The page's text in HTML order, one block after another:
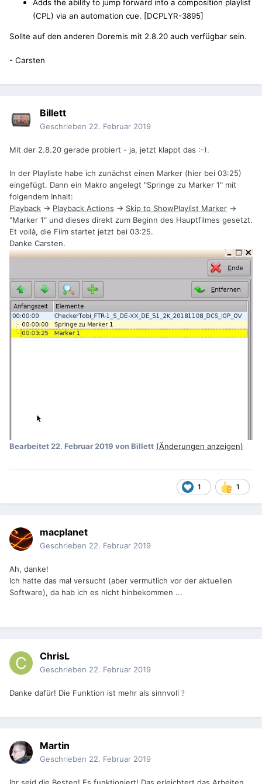
Adds the ability to jump forward into a composition playlist
(CPL) via an automation cue. [DCPLYR-3895]
Sollte auf den anderen Doremis mit 2.8.20 auch verfügbar sein.
- Carsten
Billett
Geschrieben 22. Februar 2019
Mit der 2.8.20 gerade probiert - ja, jetzt klappt das :-).
In der Playliste habe ich zunächst einen Marker (hier bei 03:25)
eingefügt. Dann ein Makro angelegt "Springe zu Marker 1" mit
folgendem Inhalt:
Playback -> Playback Actions -> Skip to ShowPlaylist Marker ->
"Marker 1" und dieses direkt zum Beginn des Hauptfilmes gesetzt.
Et voilà, die Film startet jetzt bei 03:25.
Danke Carsten.
Bearbeitet22. Februar 2019 von Billett (Änderungen anzeigen)
1 1
macplanet
Geschrieben 22. Februar 2019
Ah, danke!
Ich hatte das mal versucht (aber vermutlich vor der aktuellen
Software), da hab ich es nicht hinbekommen ...
ChrisL
Geschrieben 22. Februar 2019
Danke dafür! Die Funktion ist mehr als sinnvoll ?
Martin
Geschrieben 22. Februar 2019